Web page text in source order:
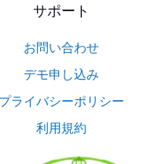
サポート
お問い合わせ
デモ申し込み
プライバシーポリシー
利用規約